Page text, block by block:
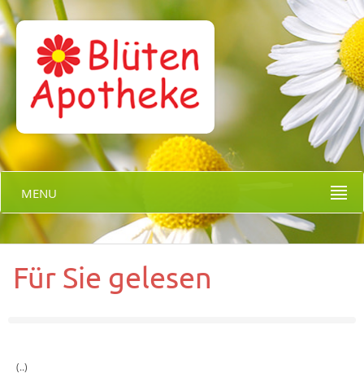
MENU
Für Sie gelesen
(..)